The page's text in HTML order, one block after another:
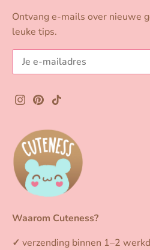
Ontvang e-mails over nieuwe
leuke tips.
Waarom Cuteness?
✓ verzending binnen 1–2